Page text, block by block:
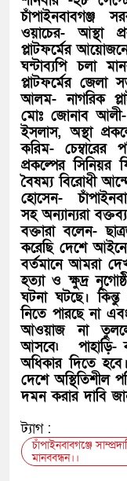
চাঁপাইনবাবগঞ্জ
ওয়াচের- আস্থা
প্লাটফর্মের
ঘন্টাব্যপি চলা
প্লাটফর্মের জেলা
আলম- নাগরিক
মোঃ জোনাব আলী-
ইসলাস, অস্থা
করিম-
প্রকল্পের
বৈষম্য বিরোধী
হোসেন-
সহ অন্যান্যরা
বক্তারা বলেন-
করেছি দেশে
বর্তমানে আমরা
হত্যা ও ক্ষুদ্র
ঘটনা ঘটছে।
নিতে পারছে না
আওয়াজ না তুললে
আসবে৷ পাহাড়ি-
অধিকার দিতে
দেশে অস্থিতিশীল
দমন করার দাবি
ট্যাগ :
চাঁপাইনবাবগঞ্জে
মানববন্ধন।।